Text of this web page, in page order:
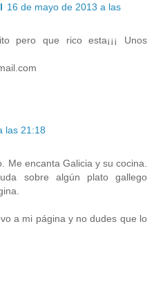
16 de mayo de 2013 a las
pero que rico esta¡¡¡ Unos
las 21:18
Me encanta Galicia y su cocina.
sobre algún plato gallego
a mi página y no dudes que lo